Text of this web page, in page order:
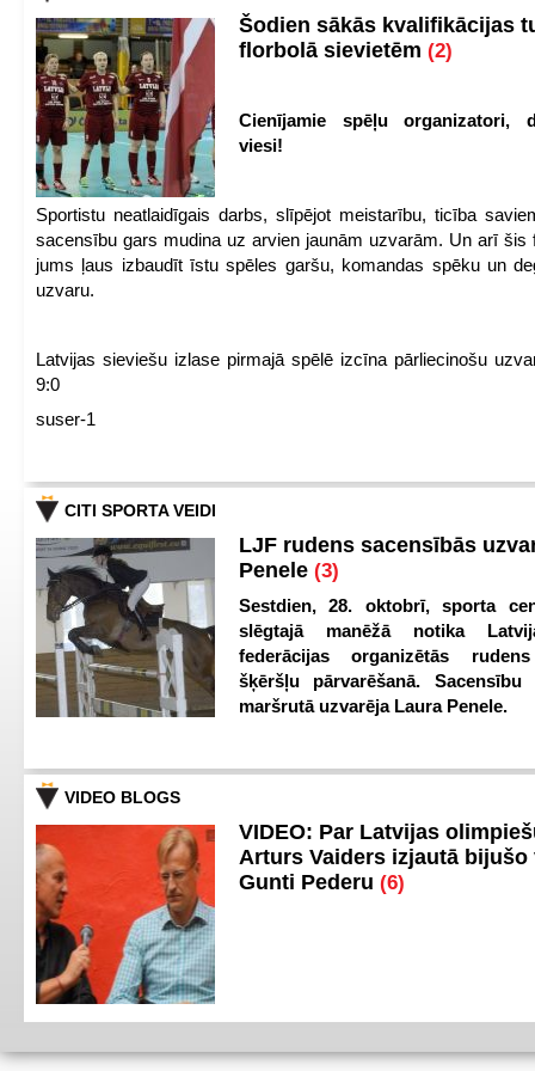
Šodien sākās kvalifikācijas
florbolā sievietēm (2)
Cienījamie spēļu organizatori,
viesi!
Sportistu neatlaidīgais darbs, slīpējot meistarību, ticība
sacensību gars mudina uz arvien jaunām uzvarām. Un arī šis
jums ļaus izbaudīt īstu spēles garšu, komandas spēku un
uzvaru.
Latvijas sieviešu izlase pirmajā spēlē izcīna pārliecinošu
9:0
suser-1
CITI SPORTA VEIDI
LJF rudens sacensībās
Penele (3)
Sestdien, 28. oktobrī, sporta
slēgtajā manēžā notika
federācijas organizētās
šķēršļu pārvarēšanā. Sacensību
maršrutā uzvarēja Laura Penele.
VIDEO BLOGS
VIDEO: Par Latvijas
Arturs Vaiders izjautā bijušo
Gunti Pederu (6)